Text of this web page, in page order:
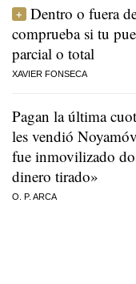
Dentro o fuera
comprueba si tu
parcial o total
XAVIER FONSECA
Pagan la última
les vendió
fue inmovilizado
dinero tirado»
O. P. ARCA